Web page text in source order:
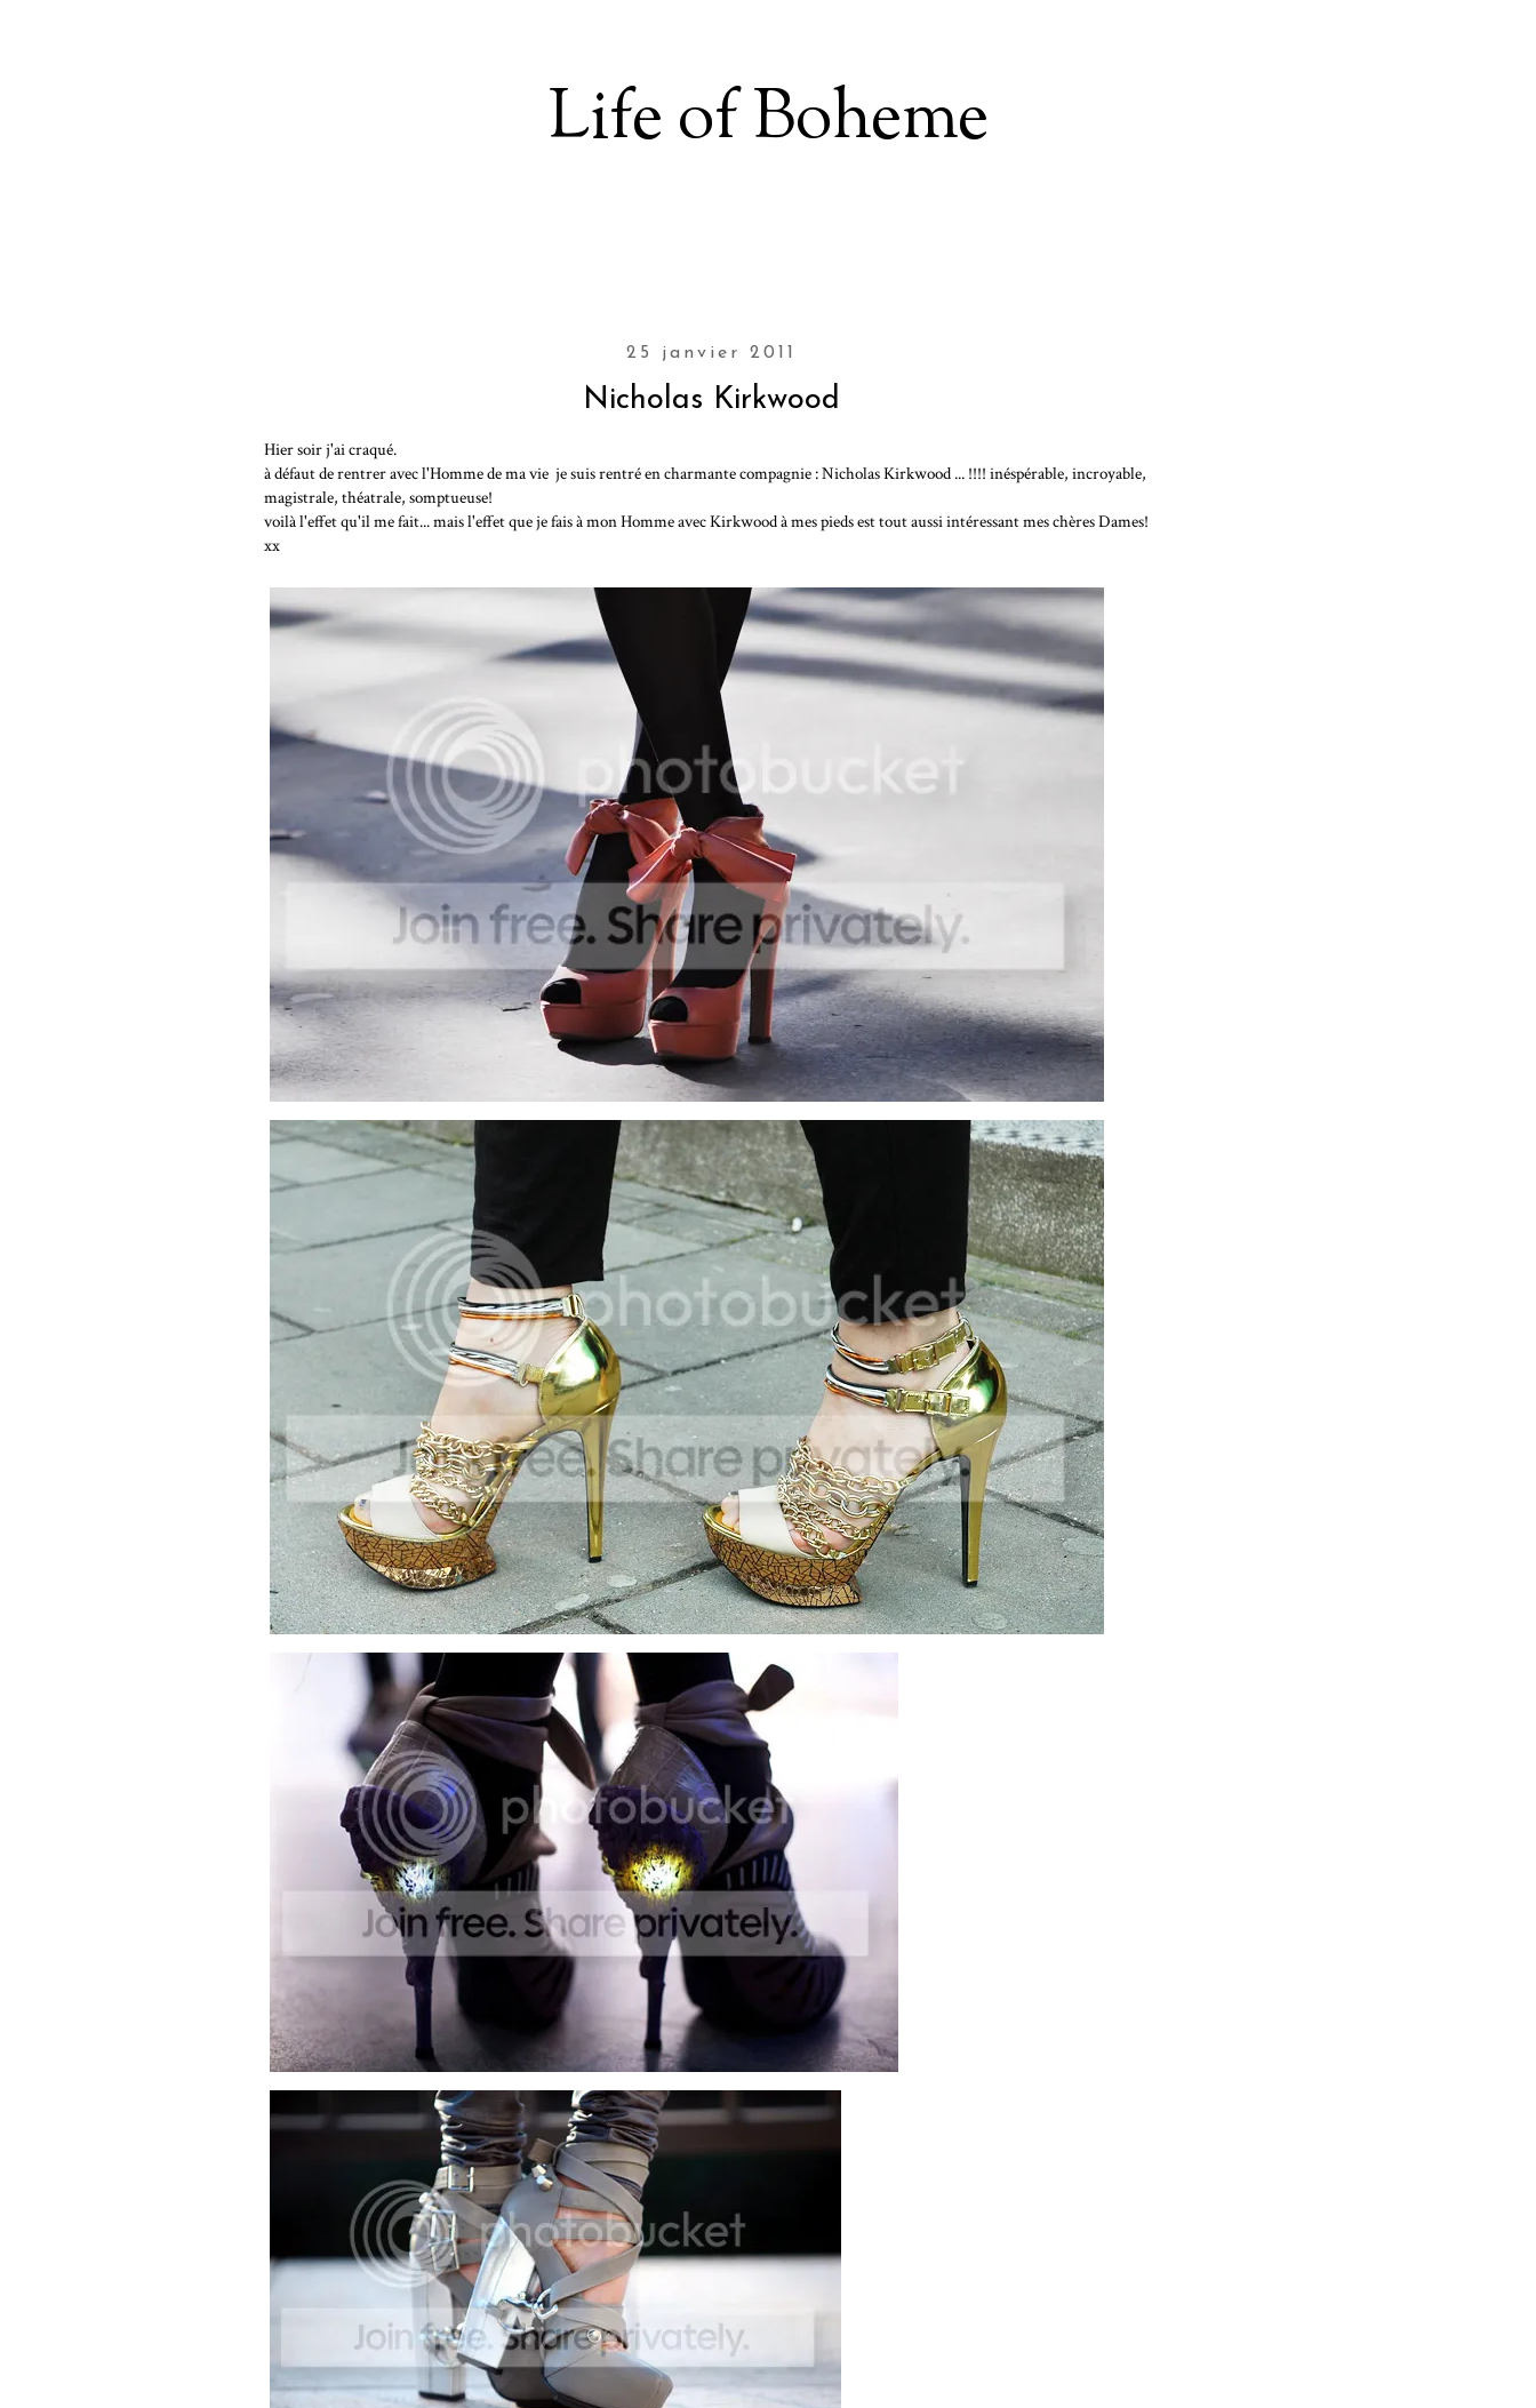
Life of Boheme
25 janvier 2011
Nicholas Kirkwood
Hier soir j'ai craqué.
à défaut de rentrer avec l'Homme de ma vie je suis rentré en charmante compagnie : Nicholas Kirkwood ... !!!! inéspérable, incroyable,
magistrale, théatrale, somptueuse!
voilà l'effet qu'il me fait... mais l'effet que je fais à mon Homme avec Kirkwood à mes pieds est tout aussi intéressant mes chères Dames!
xx